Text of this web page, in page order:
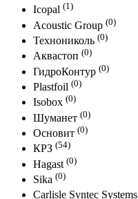
Icopal (1)
Acoustic Group (0)
Технониколь (0)
Аквастоп (0)
ГидроКонтур (0)
Plastfoil (0)
Isobox (0)
Шуманет (0)
Основит (0)
КРЗ (54)
Hagast (0)
Sika (0)
Carlisle Syntec Systems